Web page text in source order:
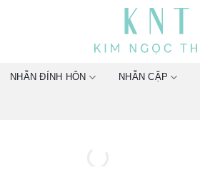
NHẪN ĐÍNH HÔN NHẪN CẶP